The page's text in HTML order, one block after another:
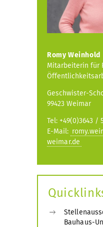
Romy Weinhold
Mitarbeiterin für
Geschwister-
99423 Weimar
Tel: +49(0)3643 /
E-Mail:
weimar.de
Bauhaus-